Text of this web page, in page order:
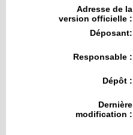
Adresse de la
version officielle :
Déposant:
Responsable :
Dépôt :
Dernière
modification :